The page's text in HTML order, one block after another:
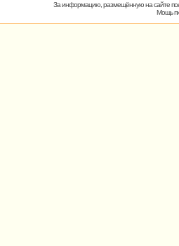
За информацию, размещённую на сайте
Мощь